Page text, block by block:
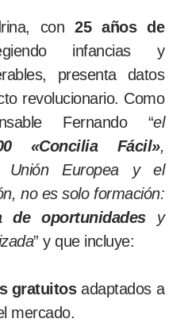
con 25 años de
infancias y
presenta datos
revolucionario. Como
Fernando “el
«Concilia Fácil»,
Unión Europea y el
no es solo formación:
de oportunidadesy
” y que incluye:
gratuitosadaptados a
mercado.